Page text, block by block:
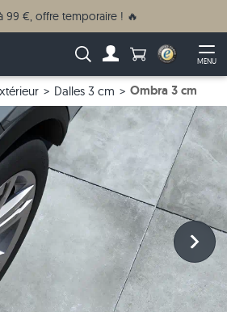
99 €, offre temporaire ! 🔥
MENU
Recherche :Anzahl
Dalles 3 cm Ombra 3 cm